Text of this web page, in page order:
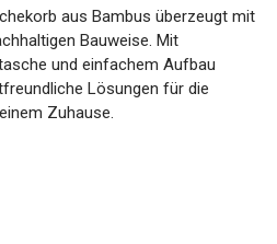
aus Bambus überzeugt mit
Bauweise. Mit
und einfachem Aufbau
Lösungen für die
Zuhause.